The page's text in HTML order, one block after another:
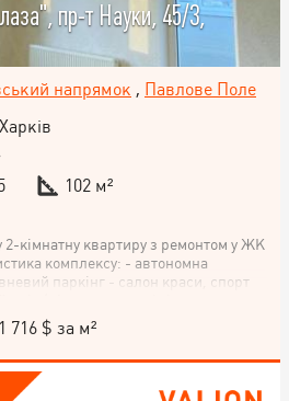
пр-т Науки, 45/3,
напрямок , Павлове Поле
102 м²
2-кімнатну квартиру з ремонтом у ЖК
комплексу: - автономна
паркінг - салон краси, спорт
- сучасні безшумні швидкісні
під'їзди. Характеристика
- новий ремонт, ніхто не жив,
- лічильник газу -
102,10 м2 - 2 балкони - ванна (душ,
716 $ за м²